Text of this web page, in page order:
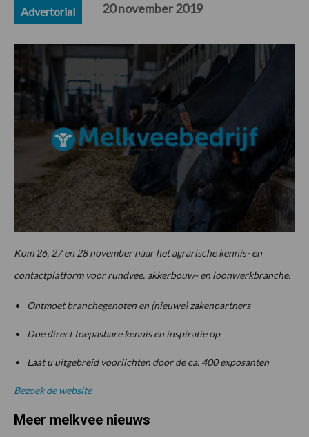
Advertorial 20 november 2019
Kom 26, 27 en 28 november naar het agrarische kennis- en
contactplatform voor rundvee, akkerbouw- en loonwerkbranche.
Ontmoet branchegenoten en (nieuwe) zakenpartners
Doe direct toepasbare kennis en inspiratie op
Laat u uitgebreid voorlichten door de ca. 400 exposanten
Bezoek de website
Meer melkvee nieuws